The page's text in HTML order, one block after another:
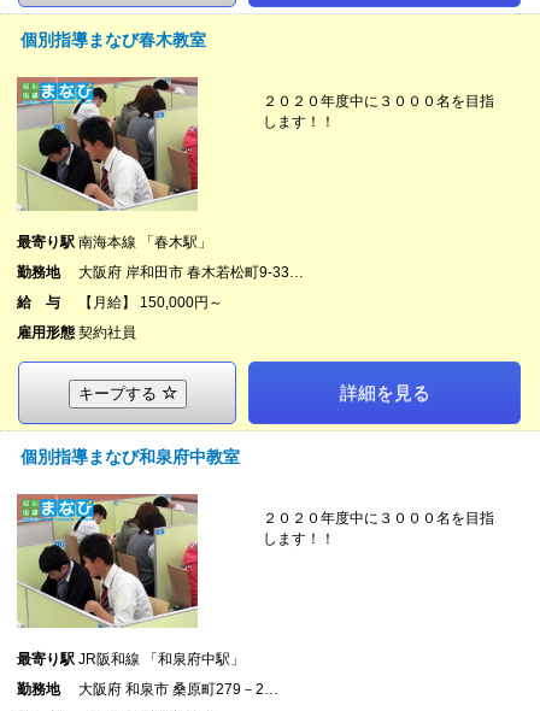
個別指導まなび春木教室
２０２０年度中に３０００名を目指
します！！
最寄り駅 南海本線 「春木駅」
勤務地
大阪府 岸和田市 春木若松町9-33…
給 与
【月給】 150,000円～
雇用形態 契約社員
キープする 詳細を見る
個別指導まなび和泉府中教室
２０２０年度中に３０００名を目指
します！！
最寄り駅 JR阪和線 「和泉府中駅」
勤務地
大阪府 和泉市 桑原町279－2…